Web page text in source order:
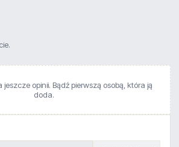
opinii. Bądź pierwszą osobą, która ją
doda.